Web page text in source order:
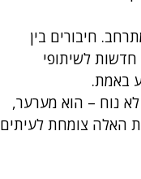
חיבורים בין
חדשות לשיתופי
באמת.
נוח – הוא מערער,
האלה צומחת לעיתים